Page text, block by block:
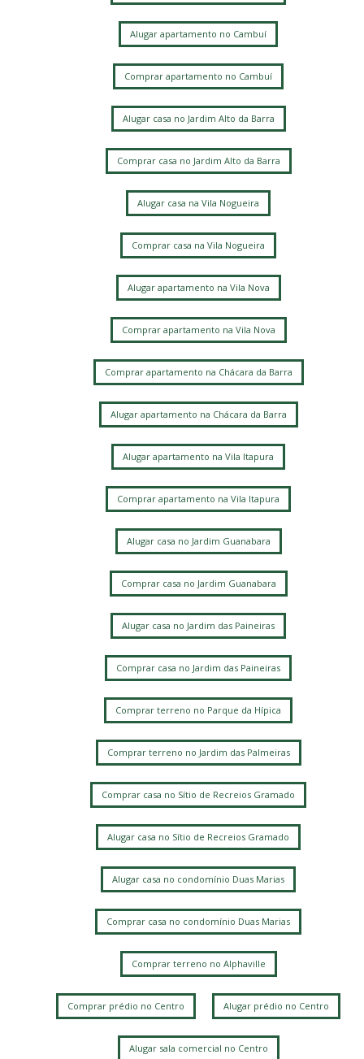
Alugar apartamento no Cambuí
Comprar apartamento no Cambuí
Alugar casa no Jardim Alto da Barra
Comprar casa no Jardim Alto da Barra
Alugar casa na Vila Nogueira
Comprar casa na Vila Nogueira
Alugar apartamento na Vila Nova
Comprar apartamento na Vila Nova
Comprar apartamento na Chácara da Barra
Alugar apartamento na Chácara da Barra
Alugar apartamento na Vila Itapura
Comprar apartamento na Vila Itapura
Alugar casa no Jardim Guanabara
Comprar casa no Jardim Guanabara
Alugar casa no Jardim das Paineiras
Comprar casa no Jardim das Paineiras
Comprar terreno no Parque da Hípica
Comprar terreno no Jardim das Palmeiras
Comprar casa no Sítio de Recreios Gramado
Alugar casa no Sítio de Recreios Gramado
Alugar casa no condomínio Duas Marias
Comprar casa no condomínio Duas Marias
Comprar terreno no Alphaville
Comprar prédio no Centro Alugar prédio no Centro
Alugar sala comercial no Centro